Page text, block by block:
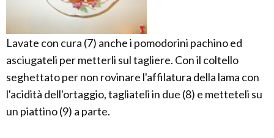
Lavate con cura (7) anche i pomodorini pachino ed
asciugateli per metterli sul tagliere. Con il coltello
seghettato per non rovinare l'affilatura della lama con
l'acidità dell'ortaggio, tagliateli in due (8) e metteteli su
un piattino (9) a parte.